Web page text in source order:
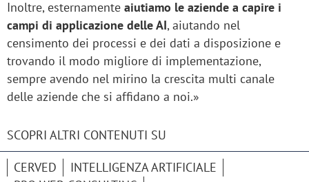
Inoltre, esternamente aiutiamo le aziende a capire i
campi di applicazione delle AI, aiutando nel
censimento dei processi e dei dati a disposizione e
trovando il modo migliore di implementazione,
sempre avendo nel mirino la crescita multi canale
delle aziende che si affidano a noi.»
SCOPRI ALTRI CONTENUTI SU
CERVED
INTELLIGENZA ARTIFICIALE